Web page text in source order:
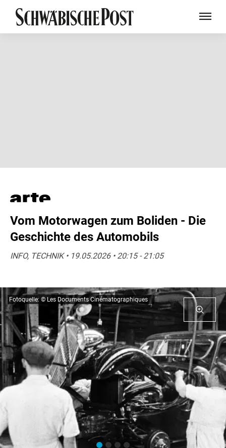
Vom Motorwagen zum Boliden - Die
Geschichte des Automobils
INFO, TECHNIK • 19.05.2026 • 20:15 - 21:05
Fotoquelle: © Les Documents Cinématographiques